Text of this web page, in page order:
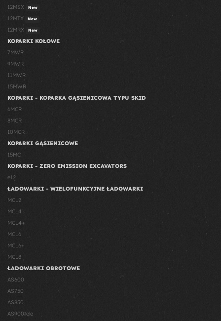
12MSX
New
12MTX New
12MRX New
KOPARKI KOŁOWE
7MWR
9MWR
11MWR
15MWR
KOPARKI - KOPARKA GĄSIENICOWA TYPU SKID
6MCR
8MCR
10MCR
KOPARKI GĄSIENICOWE
15MC
KOPARKI - ZERO EMISSION EXCAVATORS
e12
ŁADOWARKI - WIELOFUNKCYJNE ŁADOWARKI
MCL2
MCL4
MCL4+
MCL6
MCL6+
MCL8
ŁADOWARKI OBROTOWE
AS600
AS750
AS850
AS900tele